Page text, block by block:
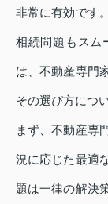
非常に有効です
相続問題もスム
は、不動産専門
その選び方につ
まず、不動産専
況に応じた最適
題は一律の解決